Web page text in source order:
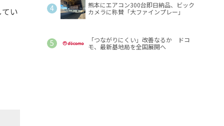
い
熊本にエアコン300台即日納品、ビック
カメラに称賛「大ファインプレー」
「つながりにくい」改善なるか ドコ
モ、最新基地局を全国展開へ